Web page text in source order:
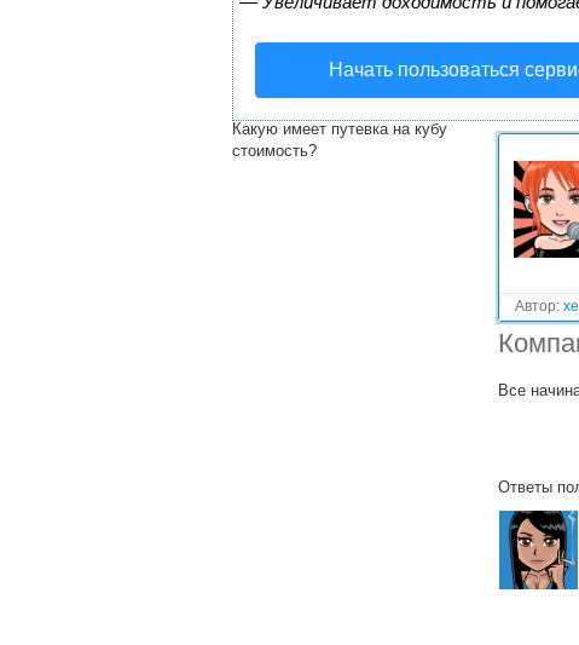
Сколько стоит тур на таити?
Как получить путевку на охоту?
Какую имеет путевка на кубу
стоимость?
Начать пользоваться
Автор:
Все
Ответы